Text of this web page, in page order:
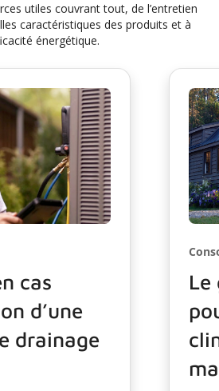
utiles couvrant tout, de l’entretien
caractéristiques des produits et à
énergétique.
cas
d’une
drainage
Le